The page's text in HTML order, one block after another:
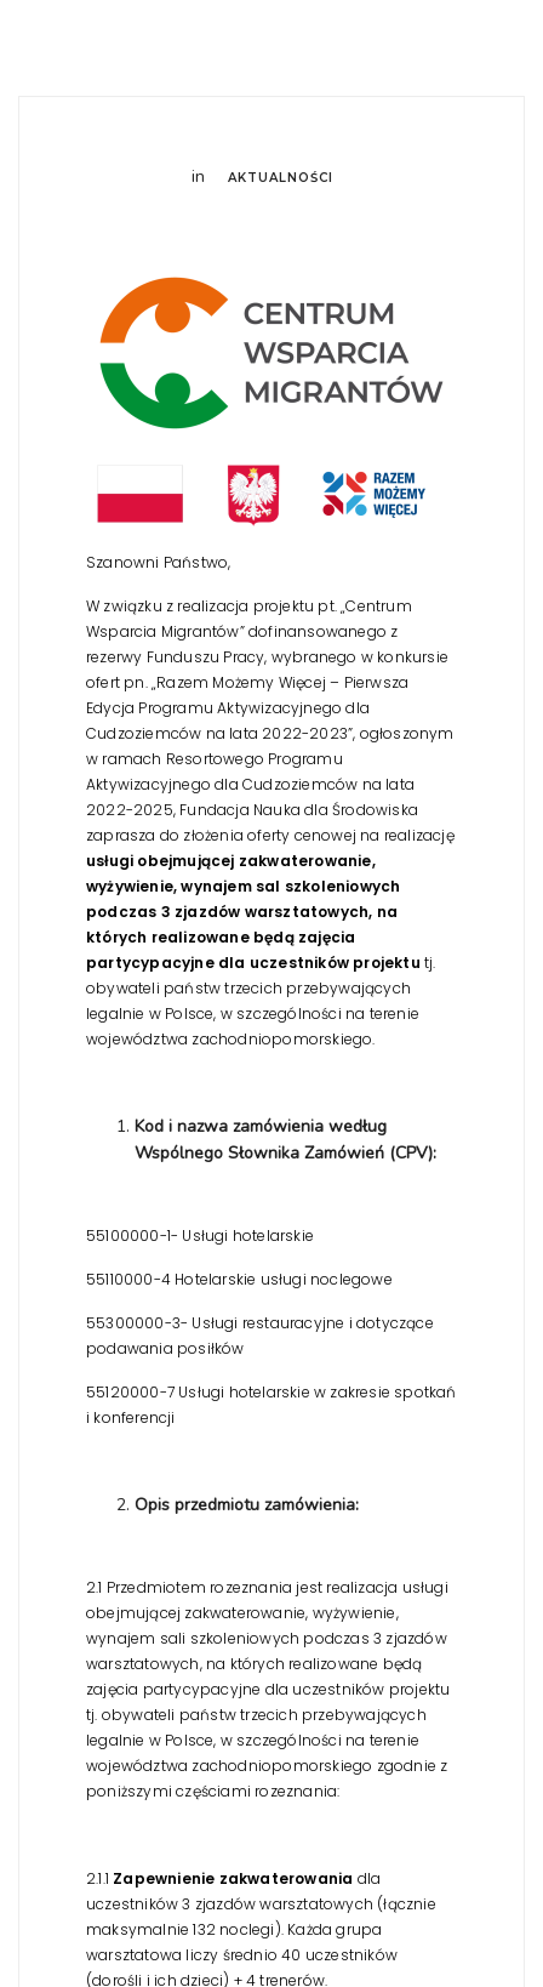
in AKTUALNOŚCI
Szanowni Państwo,
W związku z realizacja projektu pt. „Centrum
Wsparcia Migrantów” dofinansowanego z
rezerwy Funduszu Pracy, wybranego w konkursie
ofert pn. „Razem Możemy Więcej – Pierwsza
Edycja Programu Aktywizacyjnego dla
Cudzoziemców na lata 2022-2023”, ogłoszonym
w ramach Resortowego Programu
Aktywizacyjnego dla Cudzoziemców na lata
2022-2025, Fundacja Nauka dla Środowiska
zaprasza do złożenia oferty cenowej na realizację
usługi obejmującej zakwaterowanie,
wyżywienie, wynajem sal szkoleniowych
podczas 3 zjazdów warsztatowych, na
których realizowane będą zajęcia
partycypacyjne dla uczestników projektu tj.
obywateli państw trzecich przebywających
legalnie w Polsce, w szczególności na terenie
województwa zachodniopomorskiego.
Kod i nazwa zamówienia według
Wspólnego Słownika Zamówień (CPV):
55100000-1- Usługi hotelarskie
55110000-4 Hotelarskie usługi noclegowe
55300000-3- Usługi restauracyjne i dotyczące
podawania posiłków
55120000-7 Usługi hotelarskie w zakresie spotkań
i konferencji
Opis przedmiotu zamówienia:
2.1 Przedmiotem rozeznania jest realizacja usługi
obejmującej zakwaterowanie, wyżywienie,
wynajem sali szkoleniowych podczas 3 zjazdów
warsztatowych, na których realizowane będą
zajęcia partycypacyjne dla uczestników projektu
tj. obywateli państw trzecich przebywających
legalnie w Polsce, w szczególności na terenie
województwa zachodniopomorskiego zgodnie z
poniższymi częściami rozeznania:
2.1.1 Zapewnienie zakwaterowania dla
uczestników 3 zjazdów warsztatowych (łącznie
maksymalnie 132 noclegi). Każda grupa
warsztatowa liczy średnio 40 uczestników
(dorośli i ich dzieci) + 4 trenerów.